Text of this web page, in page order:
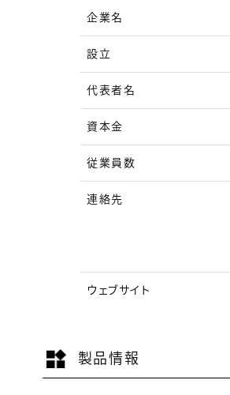
企業名
設立
代表者名
資本金
従業員数
連絡先
ウェブサイト
製品情報